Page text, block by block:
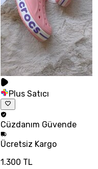
Plus Satıcı
Cüzdanım Güvende
Ücretsiz Kargo
1.300 TL